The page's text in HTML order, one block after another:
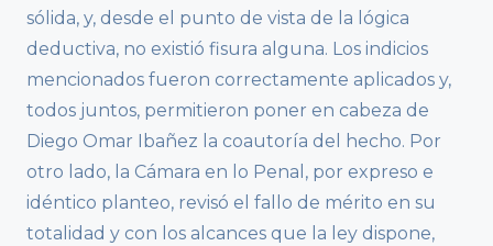
sólida, y, desde el punto de vista de la lógica
deductiva, no existió fisura alguna. Los indicios
mencionados fueron correctamente aplicados y,
todos juntos, permitieron poner en cabeza de
Diego Omar Ibañez la coautoría del hecho. Por
otro lado, la Cámara en lo Penal, por expreso e
idéntico planteo, revisó el fallo de mérito en su
totalidad y con los alcances que la ley dispone,